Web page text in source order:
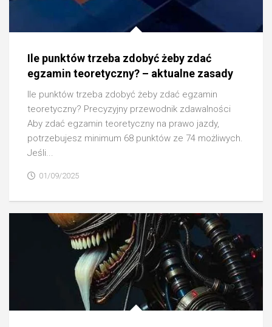
Ile punktów trzeba zdobyć żeby zdać
egzamin teoretyczny? – aktualne zasady
Ile punktów trzeba zdobyć żeby zdać egzamin
teoretyczny? Precyzyjny przewodnik zdawalności
Aby zdać egzamin teoretyczny na prawo jazdy,
potrzebujesz minimum 68 punktów ze 74 możliwych.
Jeśli...
01/09/2025